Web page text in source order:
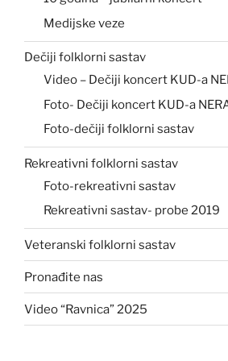
Medijske veze
Dečiji folklorni sastav
Video – Dečiji koncert KUD-a
Foto- Dečiji koncert KUD-a
Foto-dečiji folklorni sastav
Rekreativni folklorni sastav
Foto-rekreativni sastav
Rekreativni sastav- probe 2019
Veteranski folklorni sastav
Pronađite nas
Video “Ravnica” 2025